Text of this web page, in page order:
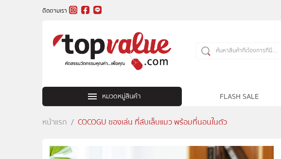
ติดตามเรา
หมวดหมู่สินค้า FLASH SALE
หน้าแรก COCOGU ของเล่น ที่ลับเล็บแมว พร้อมที่นอนในตัว